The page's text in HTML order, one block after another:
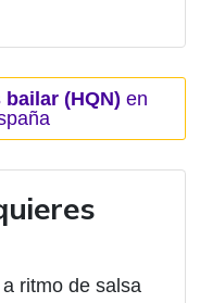
(HQN) en
a ritmo de salsa